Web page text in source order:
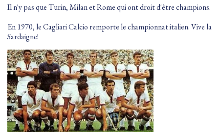
Il n'y pas que Turin, Milan et Rome qui ont droit d'être champions.
En 1970, le Cagliari Calcio remporte le championnat italien. Vive la
Sardaigne!